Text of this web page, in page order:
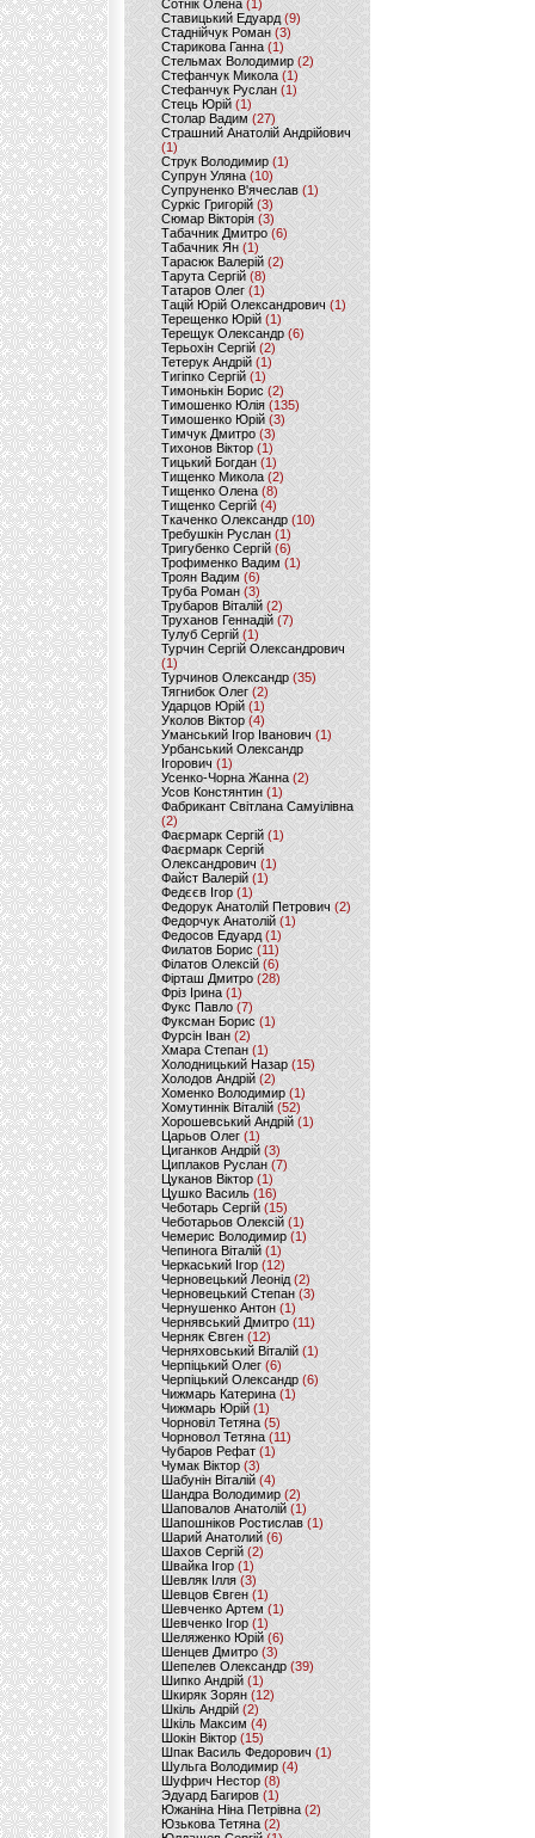
Сотнік Олена(1)
Ставицький Едуард (9)
Стаднійчук Роман(3)
Старикова Ганна (1)
Стельмах Володимир(2)
Стефанчук Микола (1)
Стефанчук Руслан (1)
Стець Юрій (1)
Столар Вадим(27)
Страшний Анатолій Андрійович
(1)
Струк Володимир (1)
Супрун Уляна (10)
Супруненко В'ячеслав (1)
Суркіс Григорій (3)
Сюмар Вікторія (3)
Табачник Дмитро (6)
Табачник Ян(1)
Тарасюк Валерій (2)
Тарута Сергій (8)
Татаров Олег(1)
Тацій Юрій Олександрович(1)
Терещенко Юрій(1)
Терещук Олександр(6)
Терьохін Сергій (2)
Тетерук Андрій (1)
Тигіпко Сергій(1)
Тимонькін Борис (2)
Тимошенко Юлія (135)
Тимошенко Юрій(3)
Тимчук Дмитро (3)
Тихонов Віктор (1)
Тицький Богдан (1)
Тищенко Микола (2)
Тищенко Олена (8)
Тищенко Сергій (4)
Ткаченко Олександр (10)
Требушкін Руслан (1)
Тригубенко Сергій(6)
Трофименко Вадим (1)
Троян Вадим (6)
Труба Роман(3)
Трубаров Віталій (2)
Труханов Геннадій (7)
Тулуб Сергій(1)
Турчин Сергій Олександрович
(1)
Турчинов Олександр(35)
Тягнибок Олег (2)
Ударцов Юрій (1)
Уколов Віктор(4)
Уманський Ігор Іванович(1)
Урбанський Олександр
Ігорович (1)
Усенко-Чорна Жанна (2)
Усов Констянтин(1)
Фабрикант Світлана Самуілівна
(2)
Фаєрмарк Сергій(1)
Фаєрмарк Сергій
Олександрович (1)
Файст Валерій(1)
Федєєв Ігор (1)
Федорук Анатолій Петрович (2)
Федорчук Анатолій (1)
Федосов Едуард (1)
Филатов Борис (11)
Філатов Олексій (6)
Фірташ Дмитро (28)
Фріз Ірина (1)
Фукс Павло (7)
Фуксман Борис (1)
Фурсін Іван (2)
Хмара Степан(1)
Холодницький Назар(15)
Холодов Андрій (2)
Хоменко Володимир (1)
Хомутиннік Віталій (52)
Хорошевський Андрій (1)
Царьов Олег (1)
Циганков Андрій (3)
Циплаков Руслан(7)
Цуканов Віктор (1)
Цушко Василь (16)
Чеботарь Сергій (15)
Чеботарьов Олексій (1)
Чемерис Володимир (1)
Чепинога Віталій (1)
Черкаський Ігор (12)
Черновецький Леонід(2)
Черновецький Степан (3)
Чернушенко Антон (1)
Чернявський Дмитро(11)
Черняк Євген(12)
Черняховський Віталій (1)
Черпіцький Олег (6)
Черпіцький Олександр (6)
Чижмарь Катерина (1)
Чижмарь Юрій (1)
Чорновіл Тетяна (5)
Чорновол Тетяна (11)
Чубаров Рефат (1)
Чумак Віктор(3)
Шабунін Віталій (4)
Шандра Володимир (2)
Шаповалов Анатолій(1)
Шапошніков Ростислав(1)
Шарий Анатолий(6)
Шахов Сергій(2)
Швайка Ігор (1)
Шевляк Ілля (3)
Шевцов Євген (1)
Шевченко Артем(1)
Шевченко Ігор(1)
Шеляженко Юрій (6)
Шенцев Дмитро (3)
Шепелев Олександр (39)
Шипко Андрій(1)
Шкиряк Зорян(12)
Шкіль Андрій(2)
Шкіль Максим (4)
Шокін Віктор (15)
Шпак Василь Федорович (1)
Шульга Володимир (4)
Шуфрич Нестор(8)
Эдуард Багиров (1)
Южаніна Ніна Петрівна (2)
Юзькова Тетяна(2)